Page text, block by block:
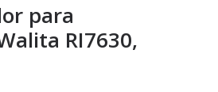
para
RI7630,